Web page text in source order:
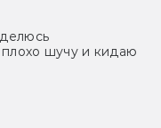
шучу и кидаю